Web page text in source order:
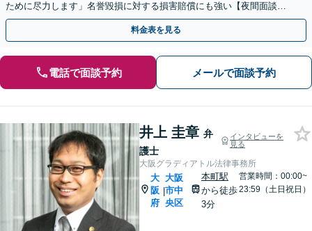
ために尽力します」名誉毀損に対する損害賠償にも強い【夜間面談
可】【全国対応】
料金表を見る
電話で面談予約 メールで面談予約
井上 圭章 弁
護士
インタビューを
見る
大阪グラディアトル法律事務所
大
阪
府
|
大阪
市中
央区
本町駅
から徒歩
3分
営業時間：00:00~
23:59（土日祝日）